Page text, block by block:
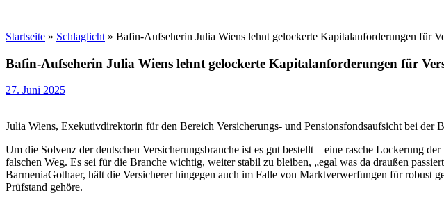
Startseite » Schlaglicht » Bafin-Aufseherin Julia Wiens lehnt gelockerte Kapitalanforderungen für
Bafin-Aufseherin Julia Wiens lehnt gelockerte Kapitalanforderungen für
27. Juni 2025
Julia Wiens, Exekutivdirektorin für den Bereich Versicherungs- und Pensionsfondsaufsicht bei
Um die Solvenz der deutschen Versicherungsbranche ist es gut bestellt – eine rasche Lockerung
falschen Weg. Es sei für die Branche wichtig, weiter stabil zu bleiben, „egal was da draußen
BarmeniaGothaer, hält die Versicherer hingegen auch im Falle von Marktverwerfungen für robust
Prüfstand gehöre.